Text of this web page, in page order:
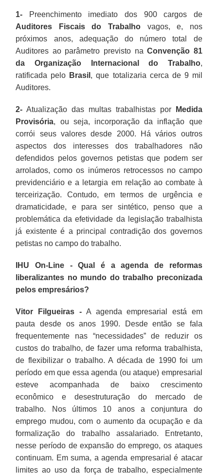
1- Preenchimento imediato dos 900 cargos de
Auditores Fiscais do Trabalho vagos, e, nos
próximos anos, adequação do número total de
Auditores ao parâmetro previsto naConvenção 81
da Organização Internacional do Trabalho,
ratificada pelo Brasil , que totalizaria cerca de 9 mil
Auditores.
2- Atualização das multas trabalhistas por
Medida
Provisória, ou seja, incorporação da inflação que
corrói seus valores desde 2000. Há vários outros
aspectos dos interesses dos trabalhadores não
defendidos pelos governos petistas que podem ser
arrolados, como os inúmeros retrocessos no campo
previdenciário e a letargia em relação ao combate à
terceirização. Contudo, em termos de urgência e
dramaticidade, e para ser sintético, penso que a
problemática da efetividade da legislação trabalhista
já existente é a principal contradição dos governos
petistas no campo do trabalho.
IHU On-Line - Qual é a agenda de reformas
liberalizantes no mundo do trabalho preconizada
pelos empresários?
Vitor Filgueiras -A agenda empresarial está em
pauta desde os anos 1990. Desde então se fala
frequentemente nas “necessidades” de reduzir os
custos do trabalho, de fazer uma reforma trabalhista,
de flexibilizar o trabalho. A década de 1990 foi um
período em que essa agenda (ou ataque) empresarial
esteve acompanhada de baixo crescimento
econômico e desestruturação do mercado de
trabalho. Nos últimos 10 anos a conjuntura do
emprego mudou, com o aumento da ocupação e da
formalização do trabalho assalariado. Entretanto,
nesse período de expansão do emprego, os ataques
continuam. Em suma, a agenda empresarial é atacar
limites ao uso da força de trabalho, especialmente